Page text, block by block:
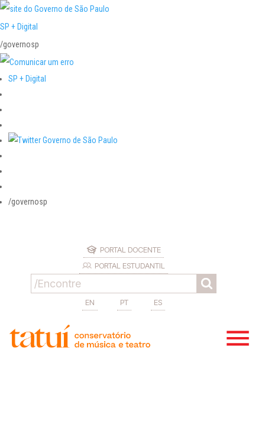
SP + Digital
/governosp
SP + Digital
/governosp
PORTAL DOCENTE
PORTAL ESTUDANTIL
EN PT ES